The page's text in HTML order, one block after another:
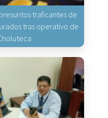
traficantes de
tras operativo de